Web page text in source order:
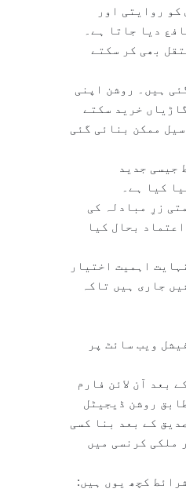
روایتی اور
دیا جاتا ہے۔
بھی کر سکتے
ہیں۔ روشن اپنی
خرید سکتے
ممکن بنائی گئی
جیسی جدید
کیا ہے۔
زرِ مبادلہ کی
بحال کیا
اہمیت اختیار
جاری ہیں تاکہ
ویب سائٹ پر
اس کے بعد آن لائن فارم
روشن ڈیجیٹل
تصدیق کے بعد بنا کسی
ملکی کرنسی میں
کچھ یوں ہیں: